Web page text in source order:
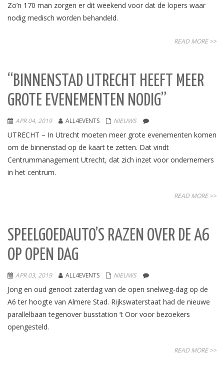
Zo’n 170 man zorgen er dit weekend voor dat de lopers waar
nodig medisch worden behandeld.
READ MORE >>
“BINNENSTAD UTRECHT HEEFT MEER
GROTE EVENEMENTEN NODIG”
APR 04, 2019 ALL4EVENTS NIEUWS
UTRECHT – In Utrecht moeten meer grote evenementen komen
om de binnenstad op de kaart te zetten. Dat vindt
Centrummanagement Utrecht, dat zich inzet voor ondernemers
in het centrum.
READ MORE >>
SPEELGOEDAUTO’S RAZEN OVER DE A6
OP OPEN DAG
APR 03, 2019 ALL4EVENTS NIEUWS
Jong en oud genoot zaterdag van de open snelweg-dag op de
A6 ter hoogte van Almere Stad. Rijkswaterstaat had de nieuwe
parallelbaan tegenover busstation ’t Oor voor bezoekers
opengesteld.
READ MORE >>